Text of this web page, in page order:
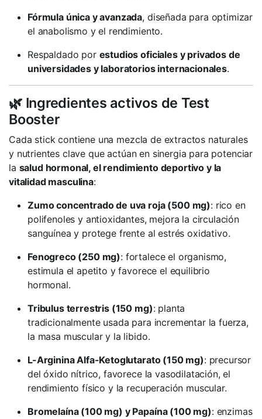
Fórmula única y avanzada, diseñada para optimizar
el anabolismo y el rendimiento.
Respaldado por estudios oficiales y privados de
universidades y laboratorios internacionales.
🌿 Ingredientes activos de Test
Booster
Cada stick contiene una mezcla de extractos naturales
y nutrientes clave que actúan en sinergia para potenciar
la salud hormonal, el rendimiento deportivo y la
vitalidad masculina:
Zumo concentrado de uva roja (500 mg): rico en
polifenoles y antioxidantes, mejora la circulación
sanguínea y protege frente al estrés oxidativo.
Fenogreco (250 mg): fortalece el organismo,
estimula el apetito y favorece el equilibrio
hormonal.
Tribulus terrestris (150 mg): planta
tradicionalmente usada para incrementar la fuerza,
la masa muscular y la libido.
L-Arginina Alfa-Ketoglutarato (150 mg): precursor
del óxido nítrico, favorece la vasodilatación, el
rendimiento físico y la recuperación muscular.
Bromelaína (100 mg) y Papaína (100 mg): enzimas